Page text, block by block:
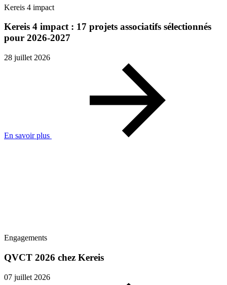
Kereis 4 impact
Kereis 4 impact : 17 projets associatifs sélectionnés
pour 2026-2027
28 juillet 2026
En savoir plus
Engagements
QVCT 2026 chez Kereis
07 juillet 2026